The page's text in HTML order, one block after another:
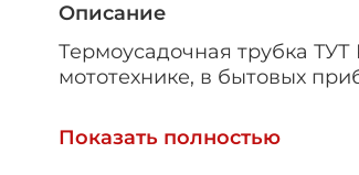
Описание
Термоусадочная трубка
мототехнике, в бытовых
электрической изоляции,
Показать полностью